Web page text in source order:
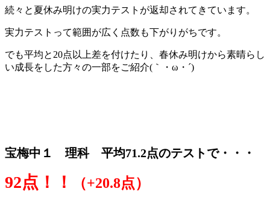
続々と夏休み明けの実力テストが返却されてきています。
実力テストって範囲が広く点数も下がりがちです。
でも平均と20点以上差を付けたり、春休み明けから素晴らし
い成長をした方々の一部をご紹介(｀・ω・´)
宝梅中１ 理科 平均71.2点のテストで・・・
92点！！ （+20.8点）